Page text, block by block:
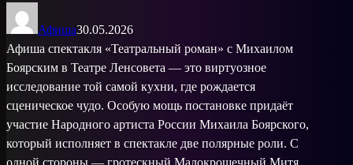
Афиша30.05.2026
Афиша спектакля «Театральный роман» с Михаилом
Боярским в Театре Ленсовета — это виртуозное
исследование той самой кухни, где рождается
сценическое чудо. Особую мощь постановке придаёт
участие Народного артиста России Михаила Боярского,
который исполняет в спектакле две полярные роли. С
одной стороны — гротескный Малокрошечный Митя,